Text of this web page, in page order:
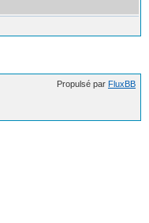
Propulsé par FluxBB